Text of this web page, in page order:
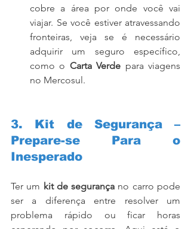
cobre a área por onde você vai
viajar. Se você estiver atravessando
fronteiras, veja se é necessário
adquirir um seguro específico,
como o Carta Verde para viagens
no Mercosul.
3. Kit de Segurança –
Prepare-se Para o
Inesperado
Ter um kit de segurança no carro pode
ser a diferença entre resolver um
problema rápido ou ficar horas